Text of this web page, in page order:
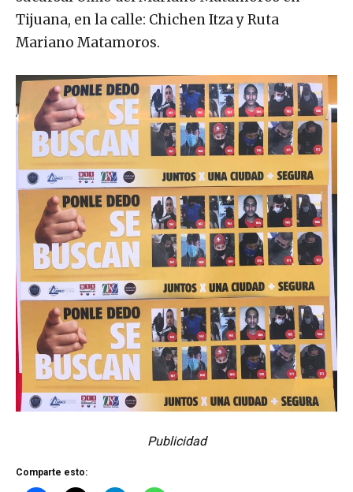
Tijuana, en la calle: Chichen Itza y Ruta
Mariano Matamoros.
Publicidad
Comparte esto: